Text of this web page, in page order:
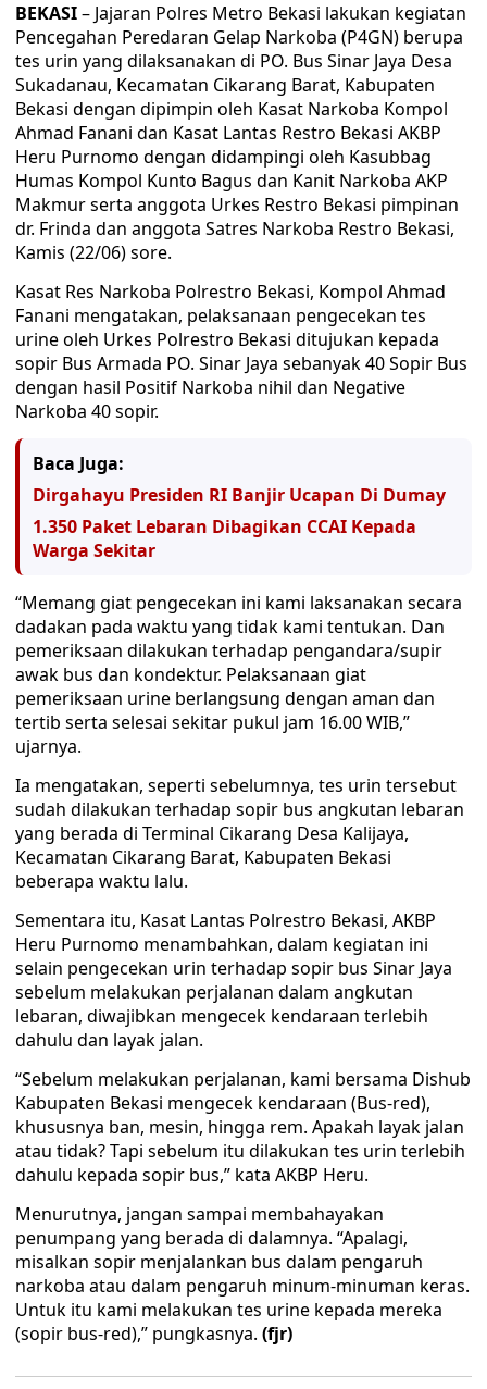
BEKASI– Jajaran Polres Metro Bekasi lakukan kegiatan
Pencegahan Peredaran Gelap Narkoba (P4GN) berupa
tes urin yang dilaksanakan di PO. Bus Sinar Jaya Desa
Sukadanau, Kecamatan Cikarang Barat, Kabupaten
Bekasi dengan dipimpin oleh Kasat Narkoba Kompol
Ahmad Fanani dan Kasat Lantas Restro Bekasi AKBP
Heru Purnomo dengan didampingi oleh Kasubbag
Humas Kompol Kunto Bagus dan Kanit Narkoba AKP
Makmur serta anggota Urkes Restro Bekasi pimpinan
dr. Frinda dan anggota Satres Narkoba Restro Bekasi,
Kamis (22/06) sore.
Kasat Res Narkoba Polrestro Bekasi, Kompol Ahmad
Fanani mengatakan, pelaksanaan pengecekan tes
urine oleh Urkes Polrestro Bekasi ditujukan kepada
sopir Bus Armada PO. Sinar Jaya sebanyak 40 Sopir Bus
dengan hasil Positif Narkoba nihil dan Negative
Narkoba 40 sopir.
Baca Juga:
Dirgahayu Presiden RI Banjir Ucapan Di Dumay
1.350 Paket Lebaran Dibagikan CCAI Kepada
Warga Sekitar
“Memang giat pengecekan ini kami laksanakan secara
dadakan pada waktu yang tidak kami tentukan. Dan
pemeriksaan dilakukan terhadap pengandara/supir
awak bus dan kondektur. Pelaksanaan giat
pemeriksaan urine berlangsung dengan aman dan
tertib serta selesai sekitar pukul jam 16.00 WIB,”
ujarnya.
Ia mengatakan, seperti sebelumnya, tes urin tersebut
sudah dilakukan terhadap sopir bus angkutan lebaran
yang berada di Terminal Cikarang Desa Kalijaya,
Kecamatan Cikarang Barat, Kabupaten Bekasi
beberapa waktu lalu.
Sementara itu, Kasat Lantas Polrestro Bekasi, AKBP
Heru Purnomo menambahkan, dalam kegiatan ini
selain pengecekan urin terhadap sopir bus Sinar Jaya
sebelum melakukan perjalanan dalam angkutan
lebaran, diwajibkan mengecek kendaraan terlebih
dahulu dan layak jalan.
“Sebelum melakukan perjalanan, kami bersama Dishub
Kabupaten Bekasi mengecek kendaraan (Bus-red),
khususnya ban, mesin, hingga rem. Apakah layak jalan
atau tidak? Tapi sebelum itu dilakukan tes urin terlebih
dahulu kepada sopir bus,” kata AKBP Heru.
Menurutnya, jangan sampai membahayakan
penumpang yang berada di dalamnya. “Apalagi,
misalkan sopir menjalankan bus dalam pengaruh
narkoba atau dalam pengaruh minum-minuman keras.
Untuk itu kami melakukan tes urine kepada mereka
(sopir bus-red),” pungkasnya. (fjr)